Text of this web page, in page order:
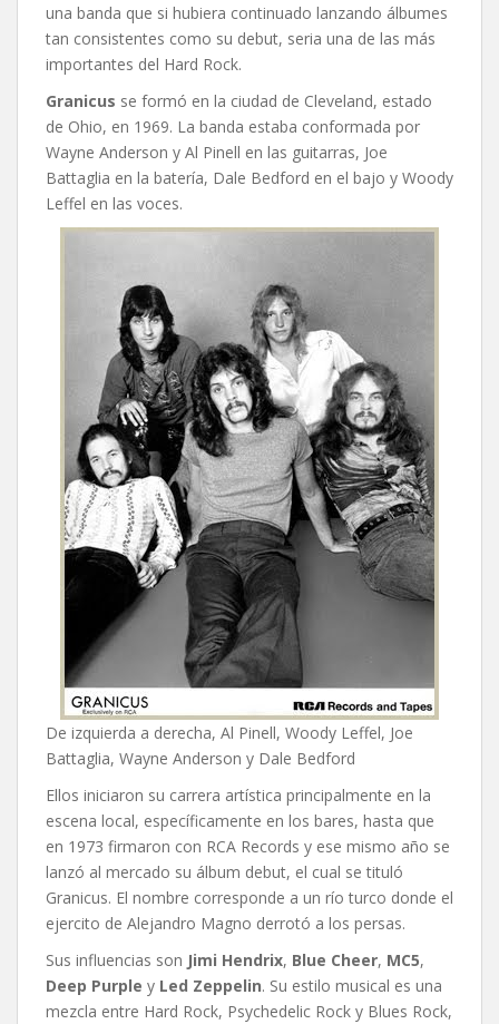
una banda que si hubiera continuado lanzando álbumes
tan consistentes como su debut, seria una de las más
importantes del Hard Rock.
Granicus se formó en la ciudad de Cleveland, estado
de Ohio, en 1969. La banda estaba conformada por
Wayne Anderson y Al Pinell en las guitarras, Joe
Battaglia en la batería, Dale Bedford en el bajo y Woody
Leffel en las voces.
De izquierda a derecha, Al Pinell, Woody Leffel, Joe
Battaglia, Wayne Anderson y Dale Bedford
Ellos iniciaron su carrera artística principalmente en la
escena local, específicamente en los bares, hasta que
en 1973 firmaron con RCA Records y ese mismo año se
lanzó al mercado su álbum debut, el cual se tituló
Granicus. El nombre corresponde a un río turco donde el
ejercito de Alejandro Magno derrotó a los persas.
Sus influencias son Jimi Hendrix, Blue Cheer, MC5,
Deep Purple y Led Zeppelin. Su estilo musical es una
mezcla entre Hard Rock, Psychedelic Rock y Blues Rock,